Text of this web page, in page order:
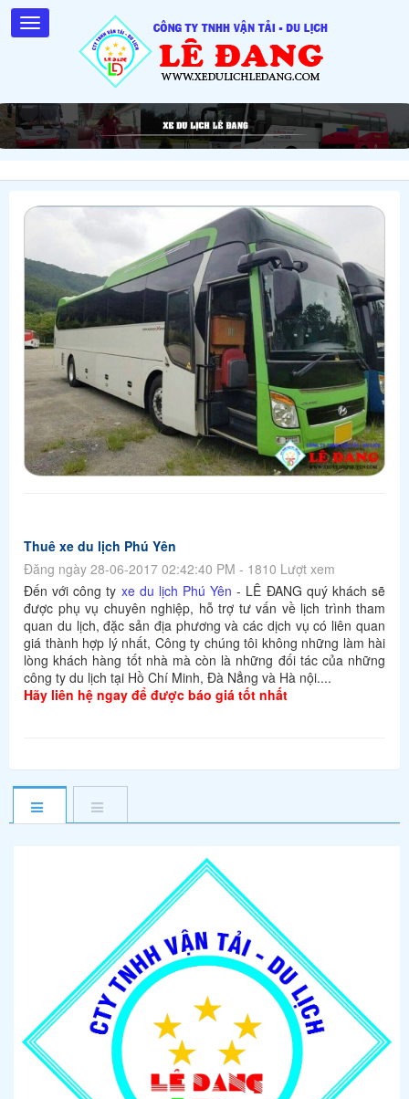
Thuê xe du lịch Phú Yên
Đăng ngày 28-06-2017 02:42:40 PM - 1810 Lượt xem
Đến với công ty xe du lịch Phú Yên - LÊ ĐANG quý khách sẽ
được phụ vụ chuyên nghiệp, hỗ trợ tư vấn về lịch trình tham
quan du lịch, đặc sản địa phương và các dịch vụ có liên quan
giá thành hợp lý nhất, Công ty chúng tôi không những làm hài
lòng khách hàng tốt nhà mà còn là những đối tác của những
công ty du lịch tại Hồ Chí Minh, Đà Nẳng và Hà nội....
Hãy liên hệ ngay để được báo giá tốt nhất